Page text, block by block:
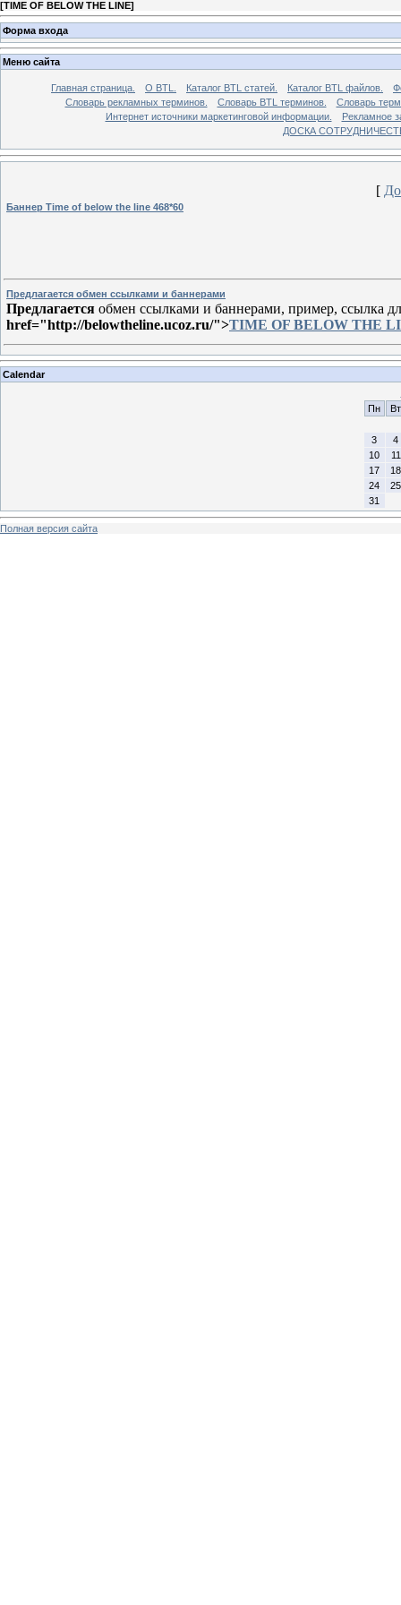
[TIME OF BELOW THE LINE]
Форма входа
Меню сайта
Главная страница. О BTL. Каталог BTL статей. Каталог BTL файлов.
Словарь рекламных терминов.
Словарь BTL терминов.
Словарь
Интернет источники маркетинговой информации.
Рекламное
ДОСКА
[
Баннер Time of below the line 468*60
Предлагается обмен ссылками и баннерами
Предлагается обмен ссылками и баннерами, пример, ссылка
href="http://belowtheline.ucoz.ru/">TIME OF BELOW THE
Calendar
Пн
Вт
3
4
10
11
17
18
24
25
31
Полная версия сайта